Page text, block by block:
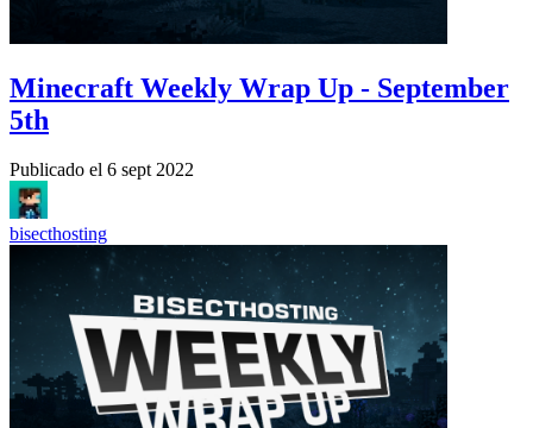
Minecraft Weekly Wrap Up - September
5th
Publicado el 6 sept 2022
bisecthosting